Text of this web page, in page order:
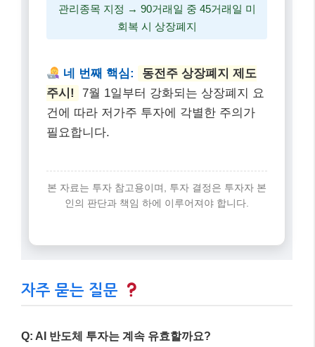
관리종목 지정 → 90거래일 중 45거래일 미
회복 시 상장폐지
네 번째 핵심:
동전주 상장폐지 제도
주시!
7월 1일부터 강화되는 상장폐지 요
건에 따라 저가주 투자에 각별한 주의가
필요합니다.
본 자료는 투자 참고용이며, 투자 결정은 투자자 본
인의 판단과 책임 하에 이루어져야 합니다.
자주 묻는 질문
Q: AI 반도체 투자는 계속 유효할까요?